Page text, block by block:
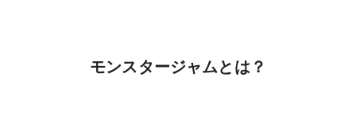
モンスタージャムとは？